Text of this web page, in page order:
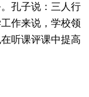
孔子说：三人行
作来说，学校领
听课评课中提高